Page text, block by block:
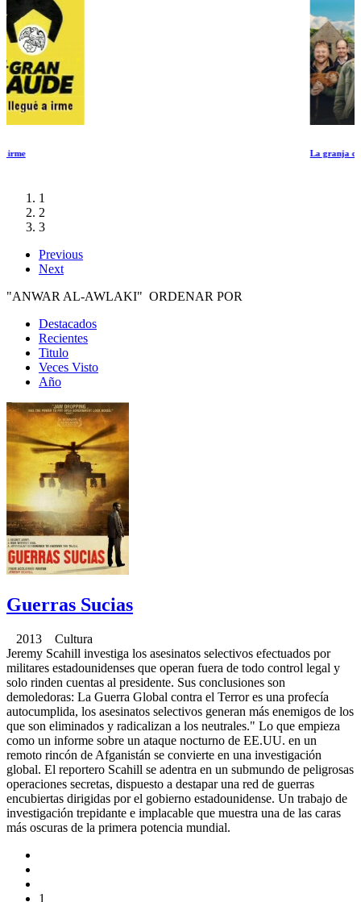
1
2
3
Previous
Next
"ANWAR AL-AWLAKI" ORDENAR POR
Destacados
Recientes
Titulo
Veces Visto
Año
Guerras Sucias
2013 Cultura
Jeremy Scahill investiga los asesinatos selectivos efectuados por
militares estadounidenses que operan fuera de todo control legal y
solo rinden cuentas al presidente. Sus conclusiones son
demoledoras: La Guerra Global contra el Terror es una profecía
autocumplida, los asesinatos selectivos generan más enemigos de los
que son eliminados y radicalizan a los neutrales." Lo que empieza
como un informe sobre un ataque nocturno de EE.UU. en un
remoto rincón de Afganistán se convierte en una investigación
global. El reportero Scahill se adentra en un submundo de peligrosas
operaciones secretas, dispuesto a destapar una red de guerras
encubiertas dirigidas por el gobierno estadounidense. Un trabajo de
investigación trepidante e implacable que muestra una de las caras
más oscuras de la primera potencia mundial.
1